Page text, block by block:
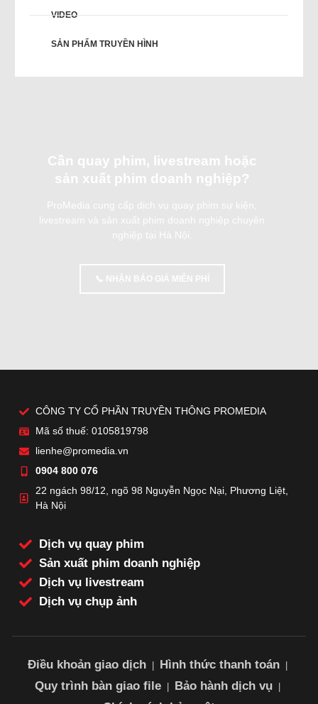
VIDEO
SẢN PHẨM TRUYỀN HÌNH
Cần quay phim, livestream hoặc
sản xuất phim doanh nghiệp?
ProMedia cung cấp dịch vụ quay phim sự kiện,
livestream và sản xuất phim doanh nghiệp chuyên
nghiệp tại Hà Nội.
📞 NHẬN BÁO GIÁ MIỄN PHÍ
CÔNG TY CỔ PHẦN TRUYỀN THÔNG PROMEDIA
Mã số thuế: 0105819798
lienhe@promedia.vn
0904 800 076
22 ngách 98/12, ngõ 98 Nguyễn Ngọc Nại, Phương Liệt,
Hà Nội
Dịch vụ quay phim
Sản xuất phim doanh nghiệp
Dịch vụ livestream
Dịch vụ chụp ảnh
Điều khoản giao dịch Hình thức thanh toán
Quy trình bàn giao file Bảo hành dịch vụ